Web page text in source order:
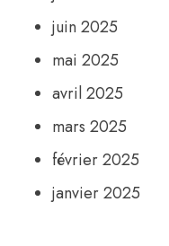
juin 2025
mai 2025
avril 2025
mars 2025
février 2025
janvier 2025